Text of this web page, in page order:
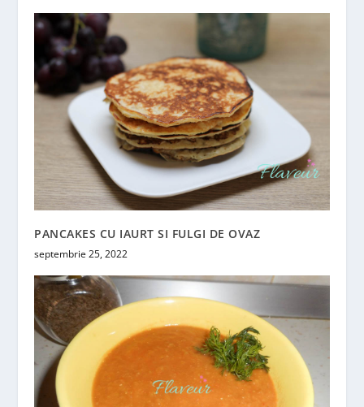
PANCAKES CU IAURT SI FULGI DE OVAZ
septembrie 25, 2022